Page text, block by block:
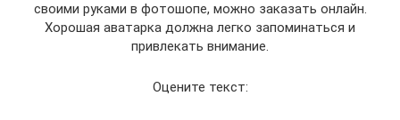
своими руками в фотошопе, можно заказать онлайн.
Хорошая аватарка должна легко запоминаться и
привлекать внимание.
Оцените текст: